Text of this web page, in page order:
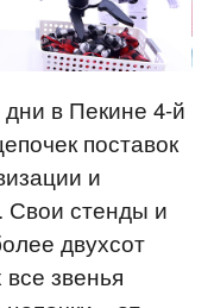
в Пекине 4-й
поставок
и
Свои стенды и
двухсот
звенья